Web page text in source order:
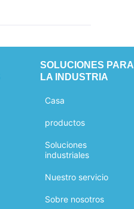
SOLUCIONES PARA
LA INDUSTRIA
Casa
productos
Soluciones
industriales
Nuestro servicio
Sobre nosotros